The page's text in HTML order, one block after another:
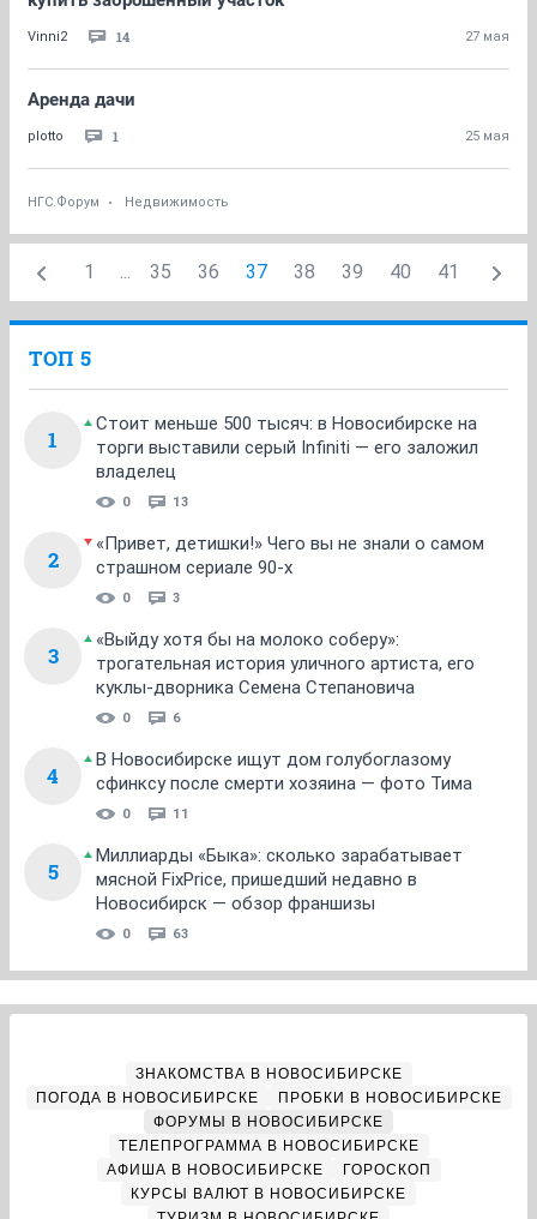
Vinni2 14 27 мая
Аренда дачи
plotto 1 25 мая
НГС.Форум Недвижимость
1 ... 35 36 37 38 39 40 41
ТОП 5
1
Стоит меньше 500 тысяч: в Новосибирске на
торги выставили серый Infiniti — его заложил
владелец
0 13
2
«Привет, детишки!» Чего вы не знали о самом
страшном сериале 90-х
0 3
3
«Выйду хотя бы на молоко соберу»:
трогательная история уличного артиста, его
куклы-дворника Семена Степановича
0 6
4
В Новосибирске ищут дом голубоглазому
сфинксу после смерти хозяина — фото Тима
0 11
5
Миллиарды «Быка»: сколько зарабатывает
мясной FixPrice, пришедший недавно в
Новосибирск — обзор франшизы
0 63
ЗНАКОМСТВА В НОВОСИБИРСКЕ
ПОГОДА В НОВОСИБИРСКЕ
ПРОБКИ В НОВОСИБИРСКЕ
ФОРУМЫ В НОВОСИБИРСКЕ
ТЕЛЕПРОГРАММА В НОВОСИБИРСКЕ
АФИША В НОВОСИБИРСКЕ
ГОРОСКОП
КУРСЫ ВАЛЮТ В НОВОСИБИРСКЕ